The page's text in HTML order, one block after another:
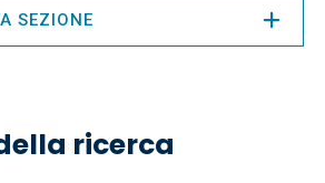
ricerca
SEZIONE